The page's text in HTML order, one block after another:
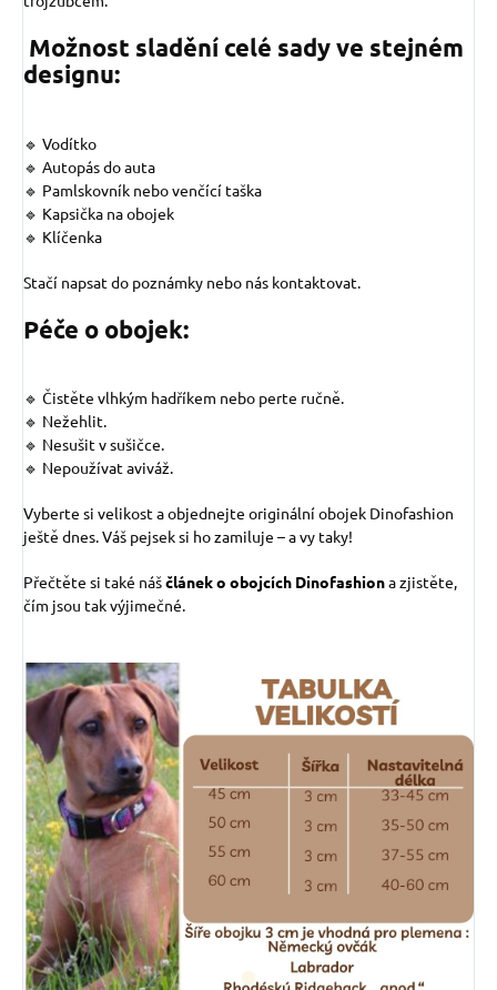
Možnost sladění celé sady ve stejném
designu:
🔹 Vodítko
🔹 Autopás do auta
🔹 Pamlskovník nebo venčící taška
🔹 Kapsička na obojek
🔹 Klíčenka
Stačí napsat do poznámky nebo nás kontaktovat.
Péče o obojek:
🔹 Čistěte vlhkým hadříkem nebo perte ručně.
🔹 Nežehlit.
🔹 Nesušit v sušičce.
🔹 Nepoužívat aviváž.
Vyberte si velikost a objednejte originální obojek Dinofashion
ještě dnes. Váš pejsek si ho zamiluje – a vy taky!
Přečtěte si také náščlánek o obojcích Dinofashiona zjistěte,
čím jsou tak výjimečné.